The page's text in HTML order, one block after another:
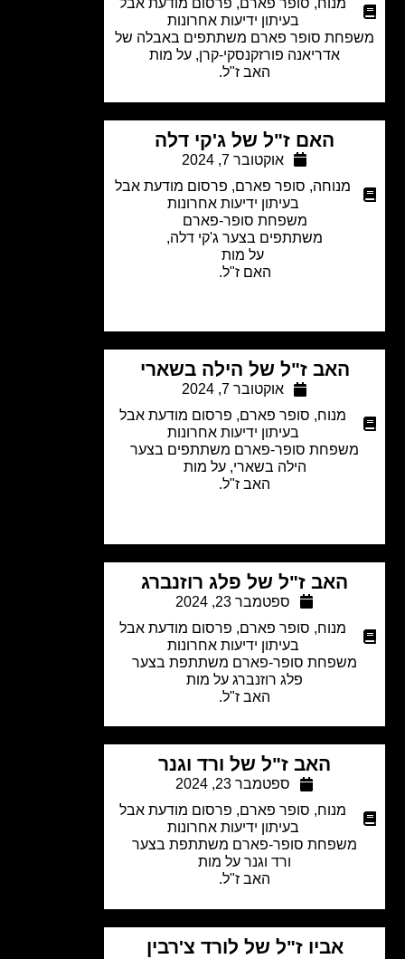
מנוח, סופר פארם,פרסום מודעת אבל
בעיתון ידיעות אחרונות
סופר פארם משתתפים באבלה של
אדריאנה פורזקנסקי-קרן, על מות
האב ז"ל.
האם ז"ל של ג'קי דלה
אוקטובר 7, 2024
מנוחה
סופר פארם,פרסום מודעת אבל
בעיתון ידיעות אחרונות
משפחת סופר-פארם
משתתפים בצערג'קי דלה,
האם ז"ל.
האב ז"ל של הילה בשארי
אוקטובר 7, 2024
מנוח, סופר פארם,פרסום מודעת אבל
בעיתון ידיעות אחרונות
סופר-פארם משתתפים בצער
הילה בשארי, על מות
האב ז"ל.
האב ז"ל של פלג רוזנברג
ספטמבר 23, 2024
מנוח, סופר פארם,פרסום מודעת אבל
בעיתון ידיעות אחרונות
משפחת סופר-פארם משתתפת בצער
פלג רוזנברג על מות
האב ז"ל.
האב ז"ל של ורד וגנר
ספטמבר 23, 2024
מנוח, סופר פארם,פרסום מודעת אבל
בעיתון ידיעות אחרונות
משפחת סופר-פארם משתתפת בצער
על מות
האב ז"ל.
אביו ז"ל של לורד צ'רבין